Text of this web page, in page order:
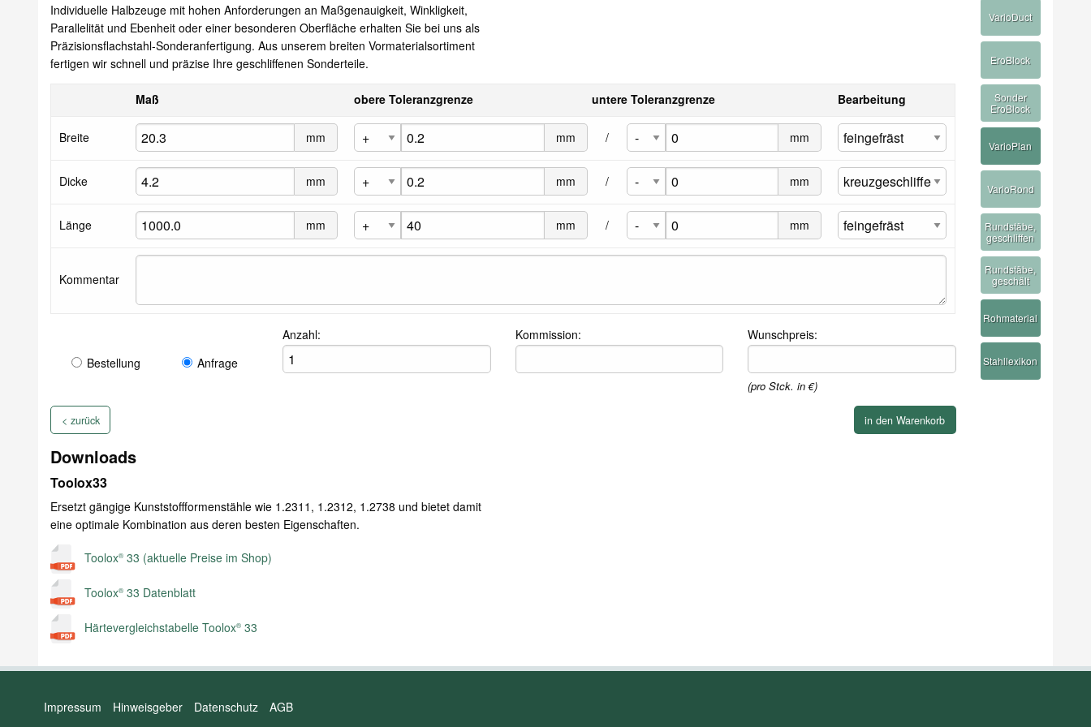
Individuelle Halbzeuge mit hohen Anforderungen an Maßgenauigkeit, Winkligkeit,
Parallelität und Ebenheit oder einer besonderen Oberfläche erhalten Sie bei uns als
Präzisionsflachstahl-Sonderanfertigung. Aus unserem breiten Vormaterialsortiment
fertigen wir schnell und präzise Ihre geschliffenen Sonderteile.
Maß obere Toleranzgrenze untere Toleranzgrenze Bearbeitung
Breite mm mm / mm
Dicke mm mm / mm
Länge mm mm / mm
Kommentar
Bestellung Anfrage
Anzahl: Kommission: Wunschpreis:
(pro Stck. in €)
< zurück
Downloads
Toolox33
Ersetzt gängige Kunststoffformenstähle wie 1.2311, 1.2312, 1.2738 und bietet damit
eine optimale Kombination aus deren besten Eigenschaften.
Toolox® 33 (aktuelle Preise im Shop)
Toolox® 33 Datenblatt
Härtevergleichstabelle Toolox® 33
VarioDuct
EroBlock
Sonder
EroBlock
VarioPlan
VarioRond
Rundstäbe,
geschliffen
Rundstäbe,
geschält
Rohmaterial
Stahllexikon
Impressum Hinweisgeber Datenschutz AGB